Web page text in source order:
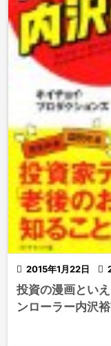
 2015年1月22日 
投資の漫画とい
ンローラー内沢